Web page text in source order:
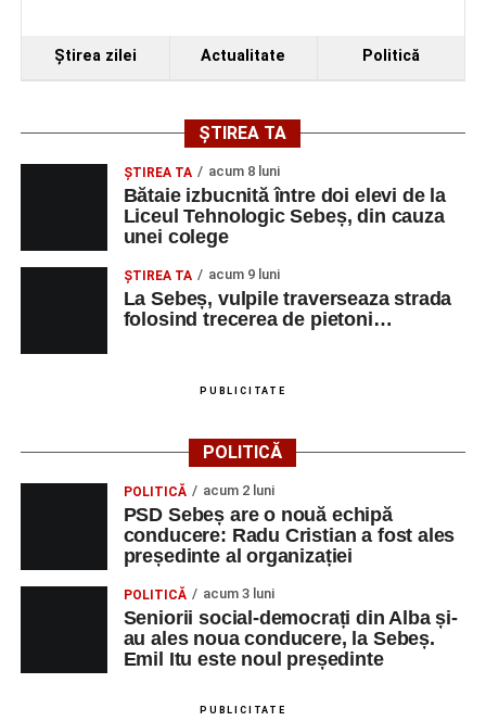
Ştirea zilei Actualitate Politică
ȘTIREA TA
ŞTIREA TA acum 8 luni
Bătaie izbucnită între doi elevi de la
Liceul Tehnologic Sebeș, din cauza
unei colege
ŞTIREA TA acum 9 luni
La Sebeș, vulpile traverseaza strada
folosind trecerea de pietoni…
PUBLICITATE
POLITICĂ
POLITICĂ acum 2 luni
PSD Sebeș are o nouă echipă
conducere: Radu Cristian a fost ales
președinte al organizației
POLITICĂ acum 3 luni
Seniorii social-democrați din Alba și-
au ales noua conducere, la Sebeș.
Emil Itu este noul președinte
PUBLICITATE